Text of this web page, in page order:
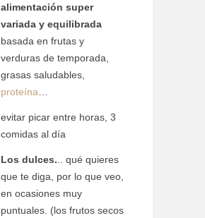
alimentación super
variada y equilibrada
basada en frutas y
verduras de temporada,
grasas saludables,
proteína
evitar picar entre horas, 3
comidas al día
Los dulces. .. qué quieres
que te diga, por lo que veo,
en ocasiones muy
puntuales. (los frutos secos